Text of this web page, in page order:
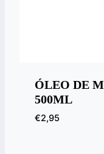
ÓLEO DE
500ML
€2,95